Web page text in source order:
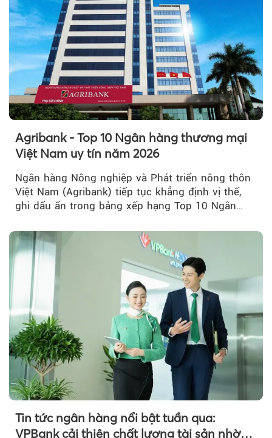
Agribank - Top 10 Ngân hàng thương mại
Việt Nam uy tín năm 2026
Ngân hàng Nông nghiệp và Phát triển nông thôn
Việt Nam (Agribank) tiếp tục khẳng định vị thế,
ghi dấu ấn trong bảng xếp hạng Top 10 Ngân
Tin tức ngân hàng nổi bật tuần qua:
VPBank cải thiện chất lượng tài sản nhờ